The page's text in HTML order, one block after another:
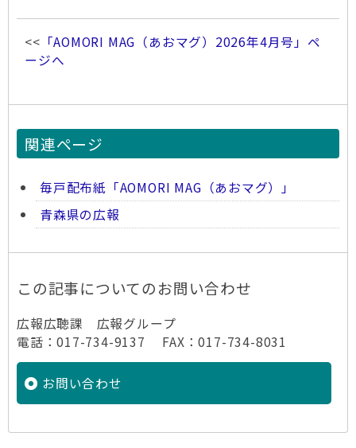
<< 「AOMORI MAG（あおマグ）2026年4月号」ペ
ージへ
関連ページ
毎戸配布紙「AOMORI MAG（あおマグ）」
青森県の広報
この記事についてのお問い合わせ
広報広聴課 広報グループ
電話：017-734-9137 FAX：017-734-8031
お問い合わせ